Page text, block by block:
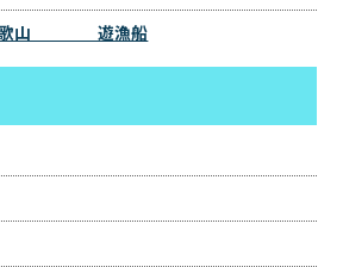
山 遊漁船